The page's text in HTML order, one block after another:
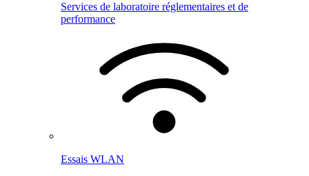
Services de laboratoire réglementaires et de
performance
Essais WLAN